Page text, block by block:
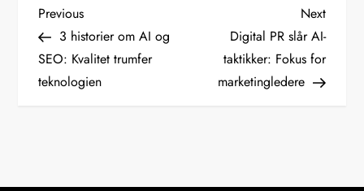
I
n
d
Previous
Post
Previous
3 historier om AI og
SEO: Kvalitet trumfer
teknologien
Next
Post
Next
Digital PR slår AI-
taktikker: Fokus for
marketingledere